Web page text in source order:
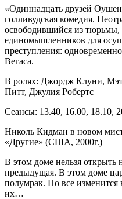
«Одиннадцать друзей
голливудская комедия.
освободившийся из тюрьмы,
единомышленников для
преступления:
Вегаса.
В ролях: Джордж Клуни,
Питт, Джулия Робертс
Сеансы: 13.40, 16.00, 18.10,
Николь Кидман в новом
«Другие» (США, 2000г.)
В этом доме нельзя открыть
предыдущая. В этом доме
полумрак. Но все изменится
их…